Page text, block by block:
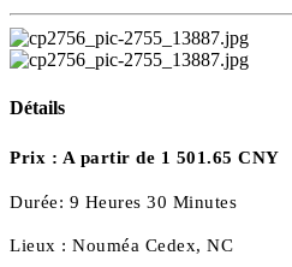
Détails
Prix : A partir de 1 501.65 CNY
Durée: 9 Heures 30 Minutes
Lieux : Nouméa Cedex, NC